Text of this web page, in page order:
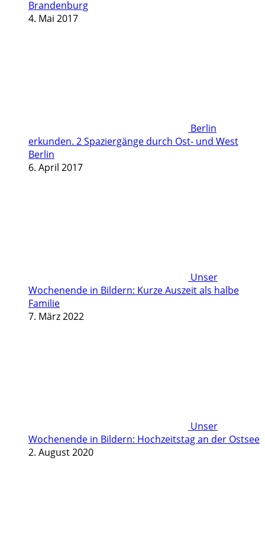
Brandenburg
4. Mai 2017
Berlin
erkunden. 2 Spaziergänge durch Ost- und West
Berlin
6. April 2017
Unser
Wochenende in Bildern: Kurze Auszeit als halbe
Familie
7. März 2022
Unser
Wochenende in Bildern: Hochzeitstag an der Ostsee
2. August 2020